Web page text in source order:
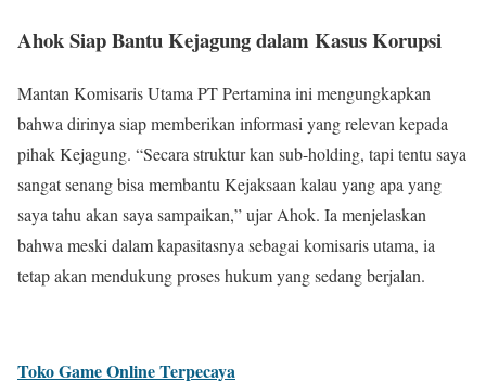
Ahok Siap Bantu Kejagung dalam Kasus Korupsi
Mantan Komisaris Utama PT Pertamina ini mengungkapkan
bahwa dirinya siap memberikan informasi yang relevan kepada
pihak Kejagung. “Secara struktur kan sub-holding, tapi tentu saya
sangat senang bisa membantu Kejaksaan kalau yang apa yang
saya tahu akan saya sampaikan,” ujar Ahok. Ia menjelaskan
bahwa meski dalam kapasitasnya sebagai komisaris utama, ia
tetap akan mendukung proses hukum yang sedang berjalan.
Toko Game Online Terpecaya